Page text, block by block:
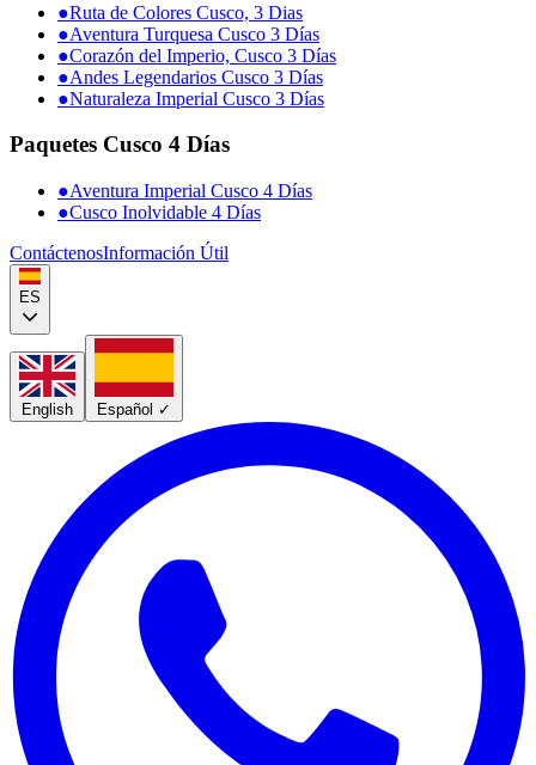
●Ruta de Colores Cusco, 3 Dias
●Aventura Turquesa Cusco 3 Días
●Corazón del Imperio, Cusco 3 Días
●Andes Legendarios Cusco 3 Días
●Naturaleza Imperial Cusco 3 Días
Paquetes Cusco 4 Días
●Aventura Imperial Cusco 4 Días
●Cusco Inolvidable 4 Días
ContáctenosInformación Útil
ES
English Español ✓